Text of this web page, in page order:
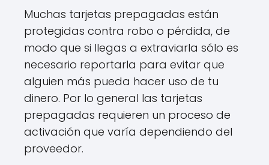
Muchas tarjetas prepagadas están
protegidas contra robo o pérdida, de
modo que si llegas a extraviarla sólo es
necesario reportarla para evitar que
alguien más pueda hacer uso de tu
dinero. Por lo general las tarjetas
prepagadas requieren un proceso de
activación que varía dependiendo del
proveedor.